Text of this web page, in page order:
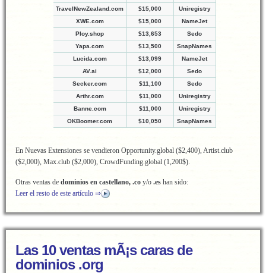
TravelNewZealand.com
$15,000
Uniregistry
XWE.com
$15,000
NameJet
Ploy.shop
$13,653
Sedo
Yapa.com
$13,500
SnapNames
Lucida.com
$13,099
NameJet
AV.ai
$12,000
Sedo
Secker.com
$11,100
Sedo
Arthr.com
$11,000
Uniregistry
Banne.com
$11,000
Uniregistry
OKBoomer.com
$10,050 SnapNames
En Nuevas Extensiones se vendieron Opportunity.global ($2,400), Artist.club
($2,000), Max.club ($2,000), CrowdFunding.global (1,200$).
Otras ventas de dominios en castellano, .co y/o .es han sido:
Leer el resto de este artículo ⇒
Las 10 ventas mÃ¡s caras de
dominios .org